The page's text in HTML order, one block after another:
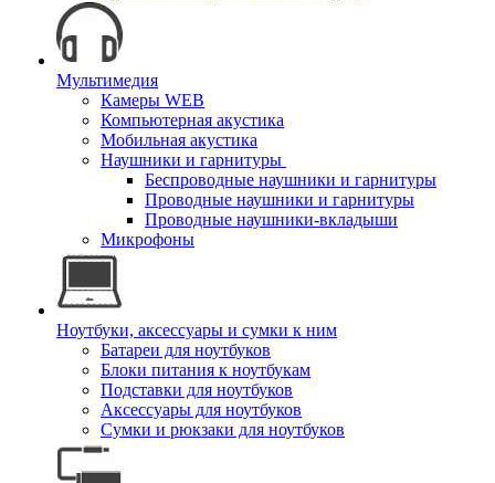
Мультимедия
Камеры WEB
Компьютерная акустика
Мобильная акустика
Наушники и гарнитуры
Беспроводные наушники и гарнитуры
Проводные наушники и гарнитуры
Проводные наушники-вкладыши
Микрофоны
Ноутбуки, аксессуары и сумки к ним
Батареи для ноутбуков
Блоки питания к ноутбукам
Подставки для ноутбуков
Аксессуары для ноутбуков
Сумки и рюкзаки для ноутбуков